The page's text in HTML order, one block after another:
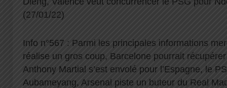
(27/01/22)
Info n°567 : Parmi les principales informations
réalise un gros coup, Barcelone pourrait
Anthony Martial s’est envolé pour l’Espagne, le
Aubameyang, Arsenal piste un buteur du Real